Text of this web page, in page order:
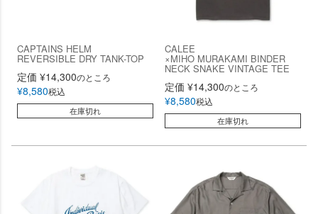
CAPTAINS HELM
REVERSIBLE DRY TANK-TOP
定価 ¥14,300のところ
¥8,580税込
在庫切れ
CALEE
×MIHO MURAKAMI BINDER
NECK SNAKE VINTAGE TEE
定価 ¥14,300のところ
¥8,580税込
在庫切れ